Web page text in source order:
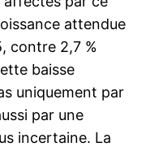
attendue
contre 2,7 %
baisse
uniquement par
par une
incertaine. La